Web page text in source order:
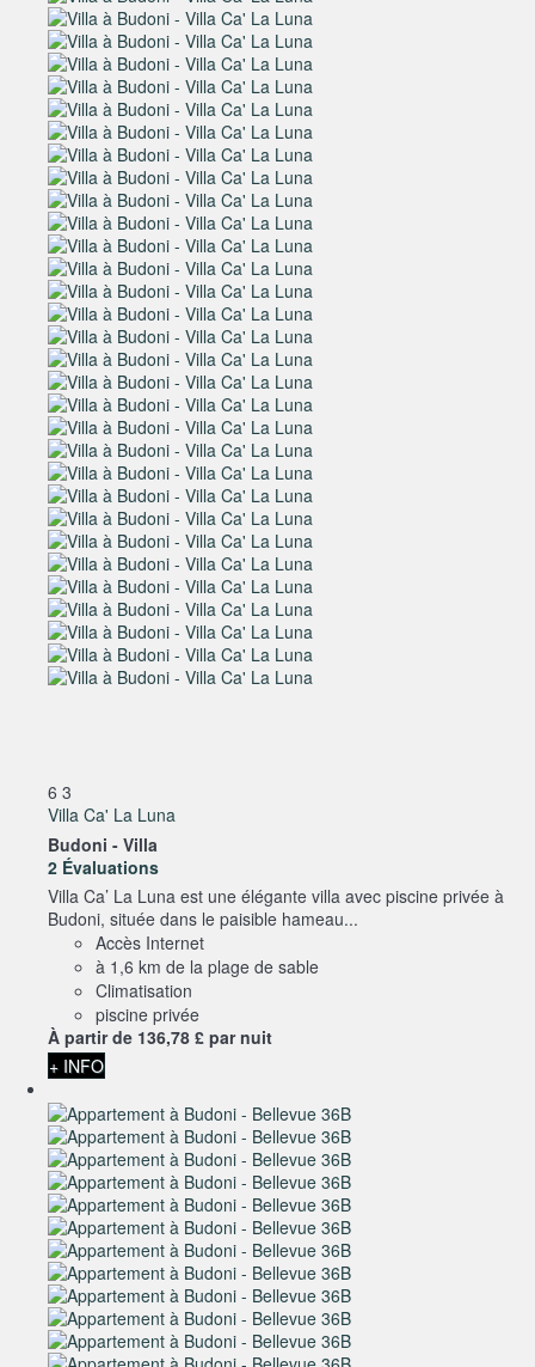
6 3
Villa Ca' La Luna
Budoni - Villa
2 Évaluations
Villa Ca’ La Luna est une élégante villa avec piscine privée à
Budoni, située dans le paisible hameau...
Accès Internet
à 1,6 km de la plage de sable
Climatisation
piscine privée
À partir de 136,78 £ par nuit
+ INFO